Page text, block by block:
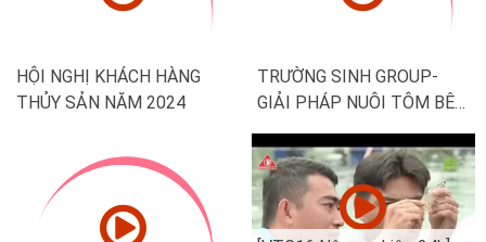
HỘI NGHỊ KHÁCH HÀNG
TRƯỜNG SINH GROUP-
GIẢI PHÁP TIẾT KIỆM CHI
PHÍ- MEN SỐNG SL POND
CLEAR- CHIA SẺ TỪ
[VTC16 Nông nghiệp 24h]
SỬ DỤNG THẢO DƯỢC
GIẢM THIỂU THIỆT HẠI